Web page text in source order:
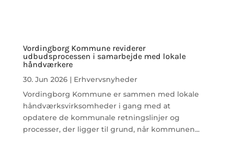
Vordingborg Kommune reviderer
udbudsprocessen i samarbejde med lokale
håndværkere
30. Jun 2026| Erhvervsnyheder
Vordingborg Kommune er sammen med lokale
håndværksvirksomheder i gang med at
opdatere de kommunale retningslinjer og
processer, der ligger til grund, når kommunen...